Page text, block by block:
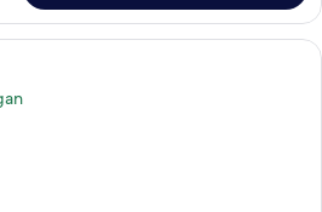
Kamar | Setrika/meja setrika dan